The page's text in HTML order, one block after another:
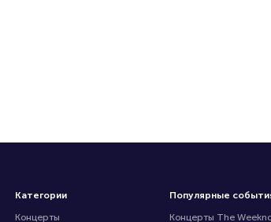
Категории
Концерты
Популярные
Концерты The